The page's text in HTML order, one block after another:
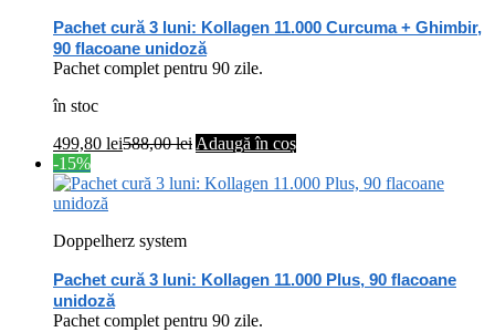
Pachet cură 3 luni: Kollagen 11.000 Curcuma + Ghimbir,
90 flacoane unidoză
Pachet complet pentru 90 zile.
în stoc
499,80 lei588,00lei Adaugă în coș
-15%
Doppelherz system
Pachet cură 3 luni: Kollagen 11.000 Plus, 90 flacoane
unidoză
Pachet complet pentru 90 zile.